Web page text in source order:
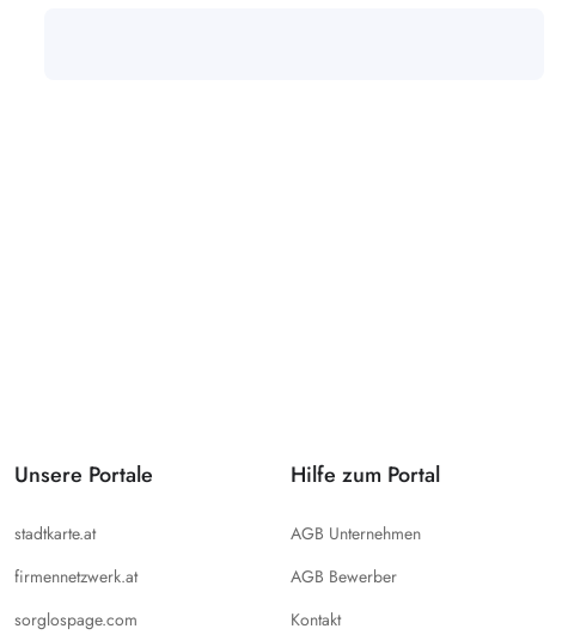
Unsere Portale
stadtkarte.at
firmennetzwerk.at
sorglospage.com
Hilfe zum Portal
AGB Unternehmen
AGB Bewerber
Kontakt